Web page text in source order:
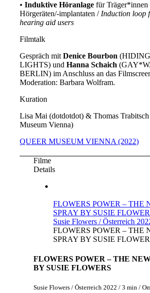
•Induktive Höranlage für Träger*innen
Hörgeräten/-implantaten / Induction loop
hearing aid users
Filmtalk
Gespräch mitDenice Bourbon
LIGHTS) undHanna Schaich
BERLIN) im Anschluss an das
Moderation: Barbara Wolfram.
Kuration
Lisa Mai (dotdotdot) & Thomas
Museum Vienna)
QUEER MUSEUM VIENNA (2022)
Filme
Details
FLOWERS POWER – THE
SPRAY BY SUSIE
Susie Flowers / Österreich
FLOWERS POWER – THE
SPRAY BY SUSIE
FLOWERS POWER – THE
BY SUSIE FLOWERS
Susie Flowers / Österreich 2022 / 3 min /